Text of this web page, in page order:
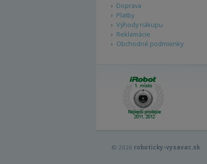
Doprava
Platby
Výhody nákupu
Reklamácie
Obchodné podmienky
© 2026 roboticky-vysavac.sk